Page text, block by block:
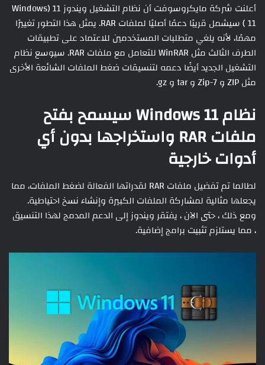
أعلنت شركة مايكروسوفت أن نظام التشغيل ويندوز 11 (Windows
11 ) سيشمل قريبًا دعمًا أصليًا لملفات RAR. يمثل هذا التطور تغييرًا
مهمًا، لأنه يلغي متطلبات المستخدمين للاعتماد على تطبيقات
الطرف الثالث مثل WinRAR للتعامل مع ملفات RAR. سيوسع نظام
التشغيل الجديد أيضًا دعمه لتنسيقات ضغط الملفات الشائعة الأخرى
مثل ZIP و 7-Zip و tar و gz.
نظام Windows 11 سيسمح بفتح
ملفات RAR واستخراجها بدون أي
أدوات خارجية
لطالما تم تفضيل ملفات RAR لقدراتها الفعالة لضغط الملفات، مما
يجعلها مثالية لمشاركة الملفات الكبيرة وإنشاء نسخ احتياطية.
ومع ذلك ، حتى الآن ، يفتقر ويندوز إلى الدعم المدمج لهذا التنسيق
، مما يستلزم تثبيت برامج إضافية.